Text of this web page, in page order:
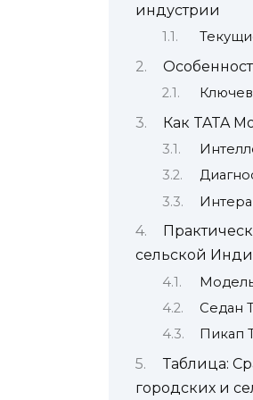
индустрии
Как TATA
сельской
Модель
Седан
Пикап
Таблица:
городских и